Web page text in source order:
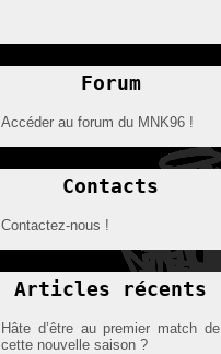
Forum
Accéder au forum du MNK96 !
Contacts
Contactez-nous !
Articles récents
Hâte d’être au premier match de
cette nouvelle saison ?